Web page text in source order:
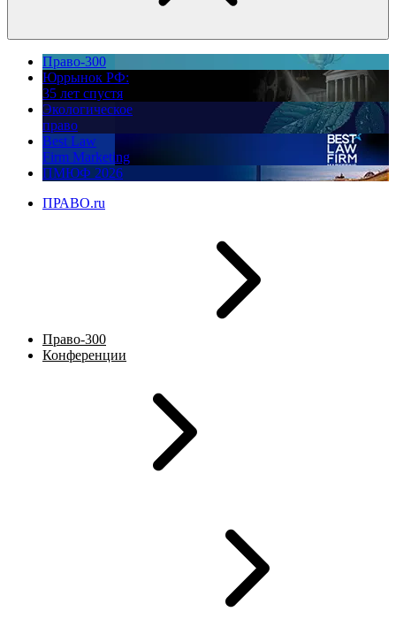
Право-300
Юррынок РФ:
35 лет спустя
Экологическое
право
Best Law
Firm Marketing
ПМЮФ 2026
ПРАВО.ru
Право-300
Конференции